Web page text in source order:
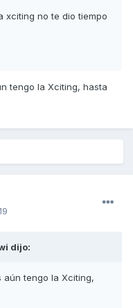
xciting no te dio tiempo
tengo la Xciting, hasta
dijo:
tengo la Xciting,